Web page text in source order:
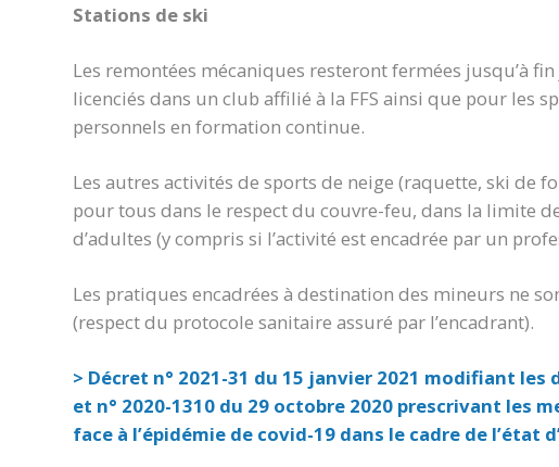
Stations de ski
Les remontées mécaniques resteront fermées jusqu’à
licenciés dans un club affilié à la FFS ainsi que pour les
personnels en formation continue.
Les autres activités de sports de neige (raquette, ski de
pour tous dans le respect du couvre-feu, dans la limite
d’adultes (y compris si l’activité est encadrée par un
Les pratiques encadrées à destination des mineurs ne
(respect du protocole sanitaire assuré par l’encadrant).
> Décret n° 2021-31 du 15 janvier 2021 modifiant les
et n° 2020-1310 du 29 octobre 2020 prescrivant les
face à l’épidémie de covid-19 dans le cadre de l’état